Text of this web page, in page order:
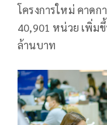
โครงการใหม่ คาด
40,901 หน่วย เพิ่ม
ล้านบาท